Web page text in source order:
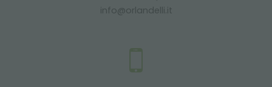
info@orlandelli.it